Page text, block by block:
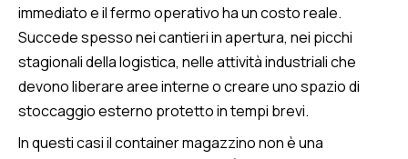
immediato e il fermo operativo ha un costo reale.
Succede spesso nei cantieri in apertura, nei picchi
stagionali della logistica, nelle attività industriali che
devono liberare aree interne o creare uno spazio di
stoccaggio esterno protetto in tempi brevi.
In questi casi il container magazzino non è una